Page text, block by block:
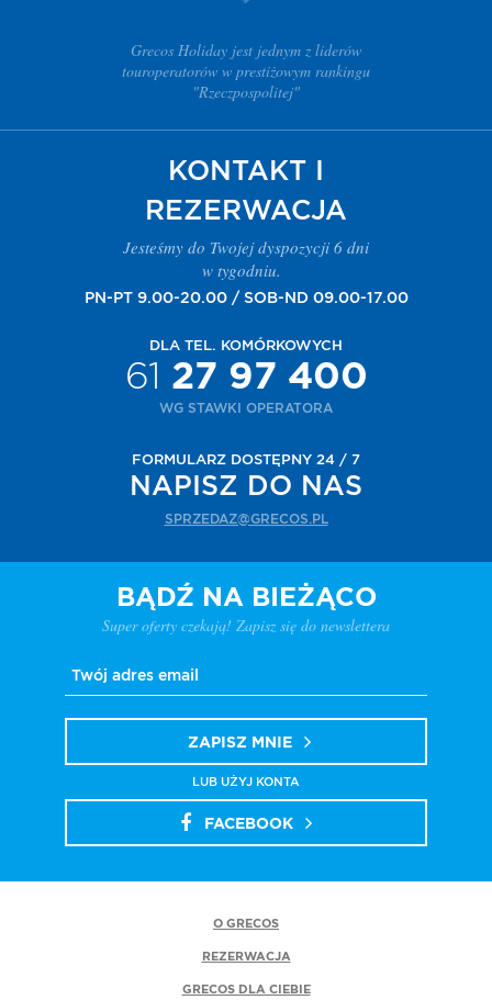
Grecos Holiday jest jednym z liderów
touroperatorów w prestiżowym rankingu
"Rzeczpospolitej"
KONTAKT I
REZERWACJA
Jesteśmy do Twojej dyspozycji 6 dni
w tygodniu.
PN-PT 9.00-20.00 / SOB-ND 09.00-17.00
DLA TEL. KOMÓRKOWYCH
61 27 97 400
WG STAWKI OPERATORA
FORMULARZ DOSTĘPNY 24 / 7
NAPISZ DO NAS
SPRZEDAZ@GRECOS.PL
BĄDŹ NA BIEŻĄCO
Super oferty czekają! Zapisz się do newslettera
ZAPISZ MNIE
LUB UŻYJ KONTA
FACEBOOK
O GRECOS
REZERWACJA
GRECOS DLA CIEBIE